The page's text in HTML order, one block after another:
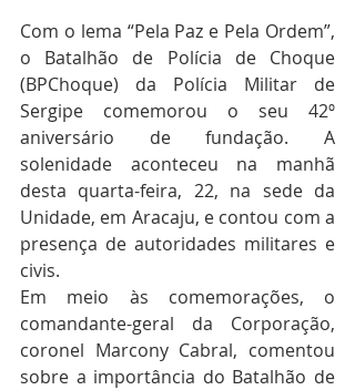
Com o lema “Pela Paz e Pela Ordem”,
o Batalhão de Polícia de Choque
(BPChoque) da Polícia Militar de
Sergipe comemorou o seu 42º
aniversário de fundação. A
solenidade aconteceu na manhã
desta quarta-feira, 22, na sede da
Unidade, em Aracaju, e contou com a
presença de autoridades militares e
civis.
Em meio às comemorações, o
comandante-geral da Corporação,
coronel Marcony Cabral, comentou
sobre a importância do Batalhão de